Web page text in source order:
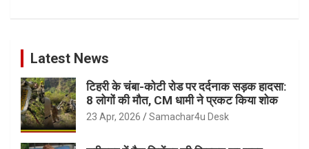
Latest News
टिहरी के चंबा-कोटी रोड पर दर्दनाक सड़क हादसा:
8 लोगों की मौत, CM धामी ने प्रकट किया शोक
23 Apr, 2026 Samachar4u Desk